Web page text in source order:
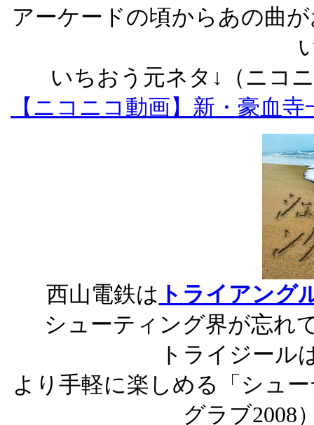
アーケードの頃からあの曲
いちおう元ネタ↓（ニコ
【ニコニコ動画】新・豪血
西山電鉄は トライアング
シューティング界が忘れ
トライジール
より手軽に楽しめる「シュ
グラブ2008